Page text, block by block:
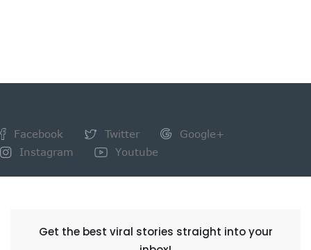
Facebook Twitter
Google+
Instagram
Youtube
Get the best viral stories straight into your